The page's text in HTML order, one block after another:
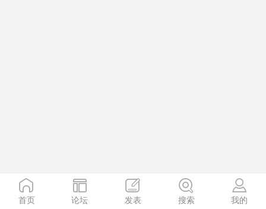
首页 论坛 发表 搜索 我的